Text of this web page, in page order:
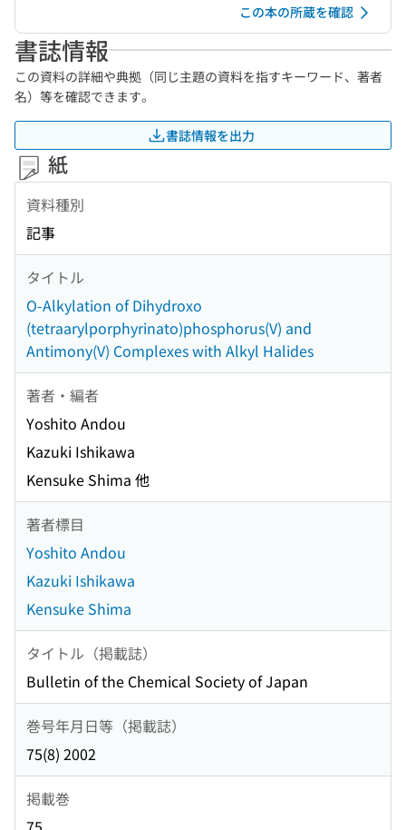
この本の所蔵を確認
書誌情報
この資料の詳細や典拠（同じ主題の資料を指すキーワード、著者
名）等を確認できます。
書誌情報を出力
紙
資料種別
記事
タイトル
O-Alkylation of Dihydroxo
(tetraarylporphyrinato)phosphorus(V) and
Antimony(V) Complexes with Alkyl Halides
著者・編者
Yoshito Andou
Kazuki Ishikawa
Kensuke Shima 他
著者標目
Yoshito Andou
Kazuki Ishikawa
Kensuke Shima
タイトル（掲載誌）
Bulletin of the Chemical Society of Japan
巻号年月日等（掲載誌）
75(8) 2002
掲載巻